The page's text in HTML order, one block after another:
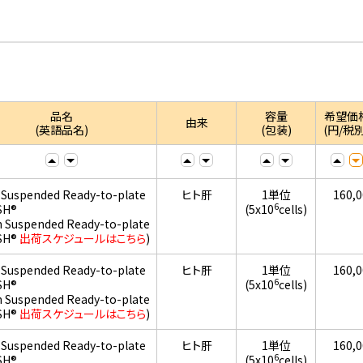
品名
(英語品名)
由来
容量
(包装)
希望価
(円/税
Ready-to-plate
Suspended Ready-to-plate
出荷スケジュールはこちら)
ヒト肝
1単位
(5x106cells)
Ready-to-plate
Suspended Ready-to-plate
出荷スケジュールはこちら)
ヒト肝
1単位
(5x106cells)
Ready-to-plate
ヒト肝
1単位
6